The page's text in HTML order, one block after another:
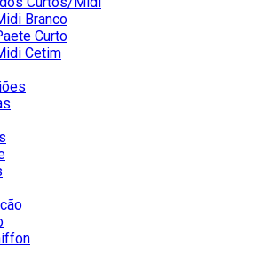
Branco
Curto
Cetim